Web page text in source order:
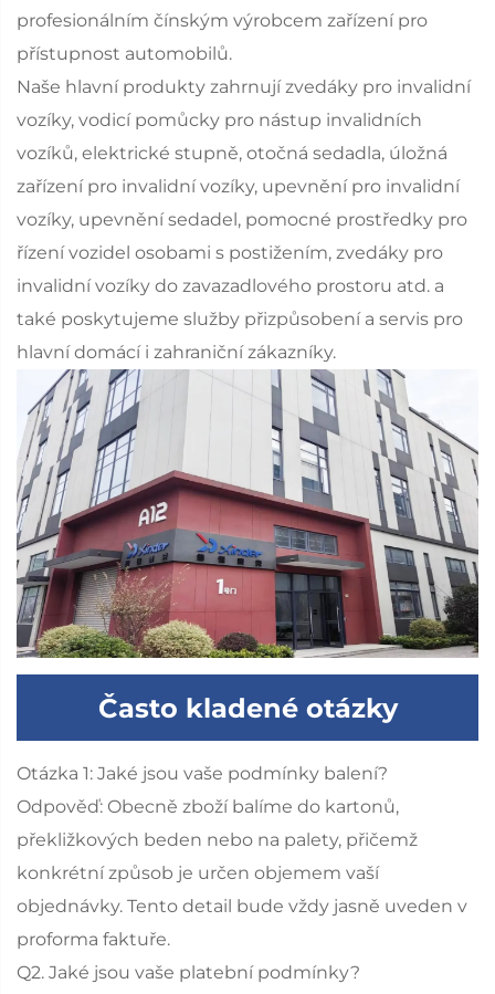
profesionálním čínským výrobcem zařízení pro
přístupnost automobilů.
Naše hlavní produkty zahrnují zvedáky pro invalidní
vozíky, vodicí pomůcky pro nástup invalidních
vozíků, elektrické stupně, otočná sedadla, úložná
zařízení pro invalidní vozíky, upevnění pro invalidní
vozíky, upevnění sedadel, pomocné prostředky pro
řízení vozidel osobami s postižením, zvedáky pro
invalidní vozíky do zavazadlového prostoru atd. a
také poskytujeme služby přizpůsobení a servis pro
hlavní domácí i zahraniční zákazníky.
Často kladené otázky
Otázka 1: Jaké jsou vaše podmínky balení?
Odpověď: Obecně zboží balíme do kartonů,
překližkových beden nebo na palety, přičemž
konkrétní způsob je určen objemem vaší
objednávky. Tento detail bude vždy jasně uveden v
proforma faktuře.
Q2. Jaké jsou vaše platební podmínky?